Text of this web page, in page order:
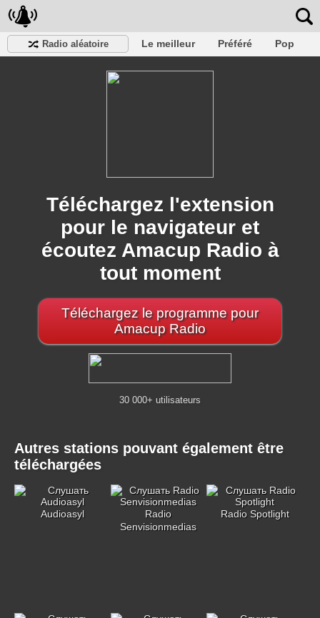
Radio aléatoire Le meilleur Préféré
Pop
Rap
Téléchargez l'extension
pour le navigateur et
écoutez Amacup Radio à
tout moment
Téléchargez le programme pour
Amacup Radio
30 000+ utilisateurs
Autres stations pouvant également être
téléchargées
Audioasyl
Radio
Senvisionmedias
Radio Spotlight